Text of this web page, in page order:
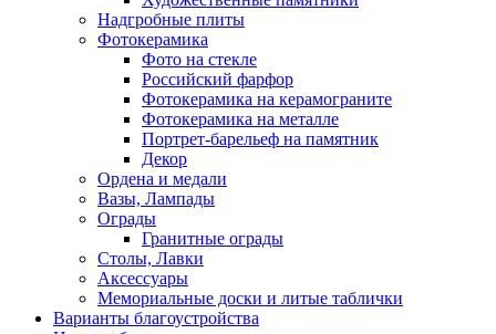
Надгробные плиты
Фотокерамика
Фото на стекле
Российский фарфор
Фотокерамика на керамограните
Фотокерамика на металле
Портрет-барельеф на памятник
Декор
Ордена и медали
Вазы, Лампады
Ограды
Гранитные ограды
Столы, Лавки
Аксессуары
Мемориальные доски и литые таблички
Варианты благоустройства